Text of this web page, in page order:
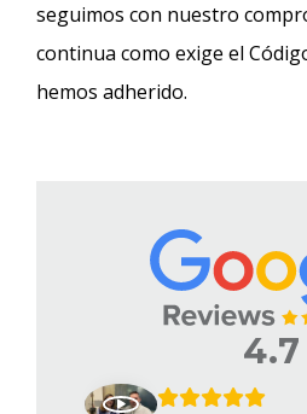
seguimos con nuestro
continua como exige el
hemos adherido.
4.7